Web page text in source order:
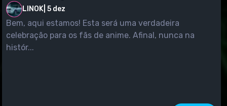
LINOK 5 dez
Bem, aqui estamos! Esta será uma verdadeira
celebração para os fãs de anime. Afinal, nunca na
histór...